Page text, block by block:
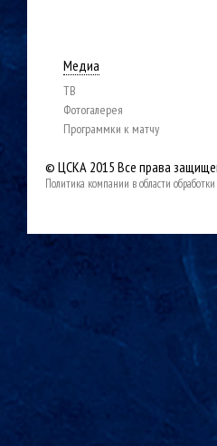
Медиа
ТВ
Фотогалерея
Программки к матчу
© ЦСКА 2015 Все права
Политика компании в области